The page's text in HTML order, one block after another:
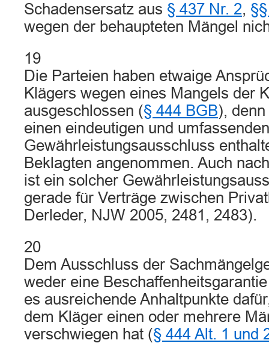
Schadensersatz aus § 437 Nr. 2,
wegen der behaupteten Mängel
19
Die Parteien haben etwaige
Klägers wegen eines Mangels der
ausgeschlossen (§ 444 BGB),
einen eindeutigen und umfassenden
Gewährleistungsausschluss
Beklagten angenommen. Auch
ist ein solcher
gerade für Verträge zwischen
Derleder, NJW 2005, 2481, 2483).
20
Dem Ausschluss der
weder eine
es ausreichende Anhaltpunkte
dem Kläger einen oder mehrere
verschwiegen hat (§ 444 Alt. 1 und